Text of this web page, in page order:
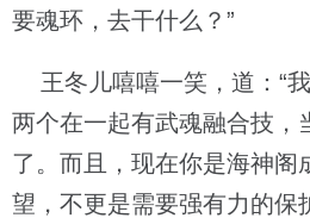
要魂环，去干什么？”
王冬儿嘻嘻一笑，道：“
两个在一起有武魂融合技，
了。而且，现在你是海神阁
望，不更是需要强有力的保